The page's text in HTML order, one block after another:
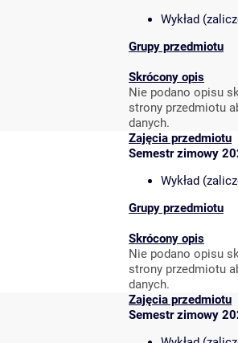
Wykład
Grupy przedmiotu
Skrócony opis
Nie podano opisu
strony przedmiotu
danych.
Zajęcia przedmiotu
Semestr zimowy
Wykład
Grupy przedmiotu
Skrócony opis
Nie podano opisu
strony przedmiotu
danych.
Zajęcia przedmiotu
Semestr zimowy